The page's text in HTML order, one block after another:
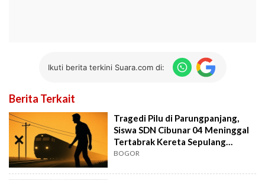
Ikuti berita terkini Suara.com di:
Berita Terkait
Tragedi Pilu di Parungpanjang,
Siswa SDN Cibunar 04 Meninggal
Tertabrak Kereta Sepulang
Sekolah
BOGOR